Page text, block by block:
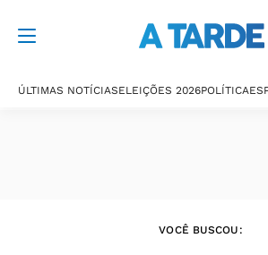
ÚLTIMAS NOTÍCIASELEIÇÕES 2026POLÍTICA
VOCÊ BUSCOU: